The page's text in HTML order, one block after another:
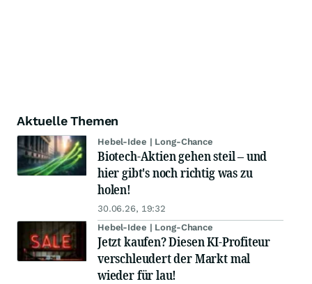
Aktuelle Themen
Hebel-Idee | Long-Chance
Biotech-Aktien gehen steil – und
hier gibt's noch richtig was zu
holen!
30.06.26, 19:32
Hebel-Idee | Long-Chance
Jetzt kaufen? Diesen KI-Profiteur
verschleudert der Markt mal
wieder für lau!